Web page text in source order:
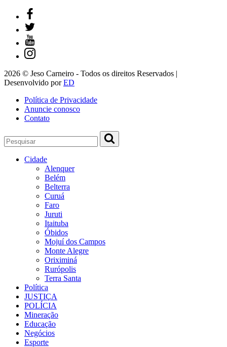
2026 © Jeso Carneiro - Todos os direitos Reservados |
Desenvolvido porED
Política de Privacidade
Anuncie conosco
Contato
Cidade
Alenquer
Belém
Belterra
Curuá
Faro
Juruti
Itaituba
Óbidos
Mojuí dos Campos
Monte Alegre
Oriximiná
Rurópolis
Terra Santa
Política
JUSTIÇA
POLÍCIA
Mineração
Educação
Negócios
Esporte